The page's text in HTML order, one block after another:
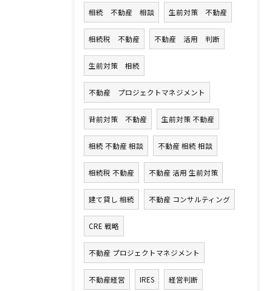
相続 不動産 相談 生前対策 不動産
相続税 不動産 不動産 活用 判断
生前対策 相続
不動産 プロジェクトマネジメント
背前対策 不動産 生前対策 不動産
相続 不動産 相談 不動産 相続 相談
相続税 不動産 不動産 活用 生前対策
建て貸し 相続 不動産 コンサルティング
CRE 戦略
不動産 プロジェクトマネジメント
不動産経営 IRES 経営判断